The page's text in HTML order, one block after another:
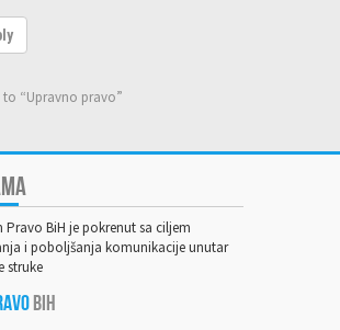
to “Upravno pravo”
Pravo BiH je pokrenut sa ciljem
i poboljšanja komunikacije unutar
struke
BiH